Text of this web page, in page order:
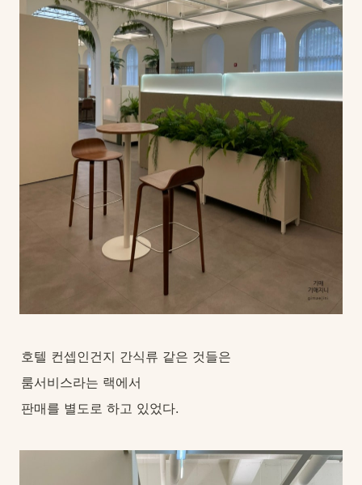
호텔 컨셉인건지 간식류 같은 것들은
룸서비스라는 랙에서
판매를 별도로 하고 있었다.